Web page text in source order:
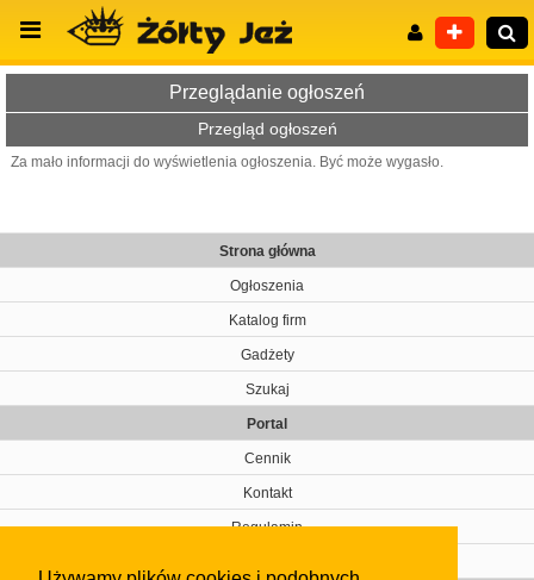
Przeglądanie ogłoszeń
Przegląd ogłoszeń
Za mało informacji do wyświetlenia ogłoszenia. Być może wygasło.
Strona główna
Ogłoszenia
Katalog firm
Gadżety
Szukaj
Portal
Cennik
Kontakt
Regulamin